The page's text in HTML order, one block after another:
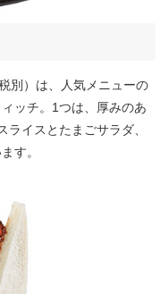
別）は、人気メニューの
ッチ。1つは、厚みのあ
イスとたまごサラダ、
す。